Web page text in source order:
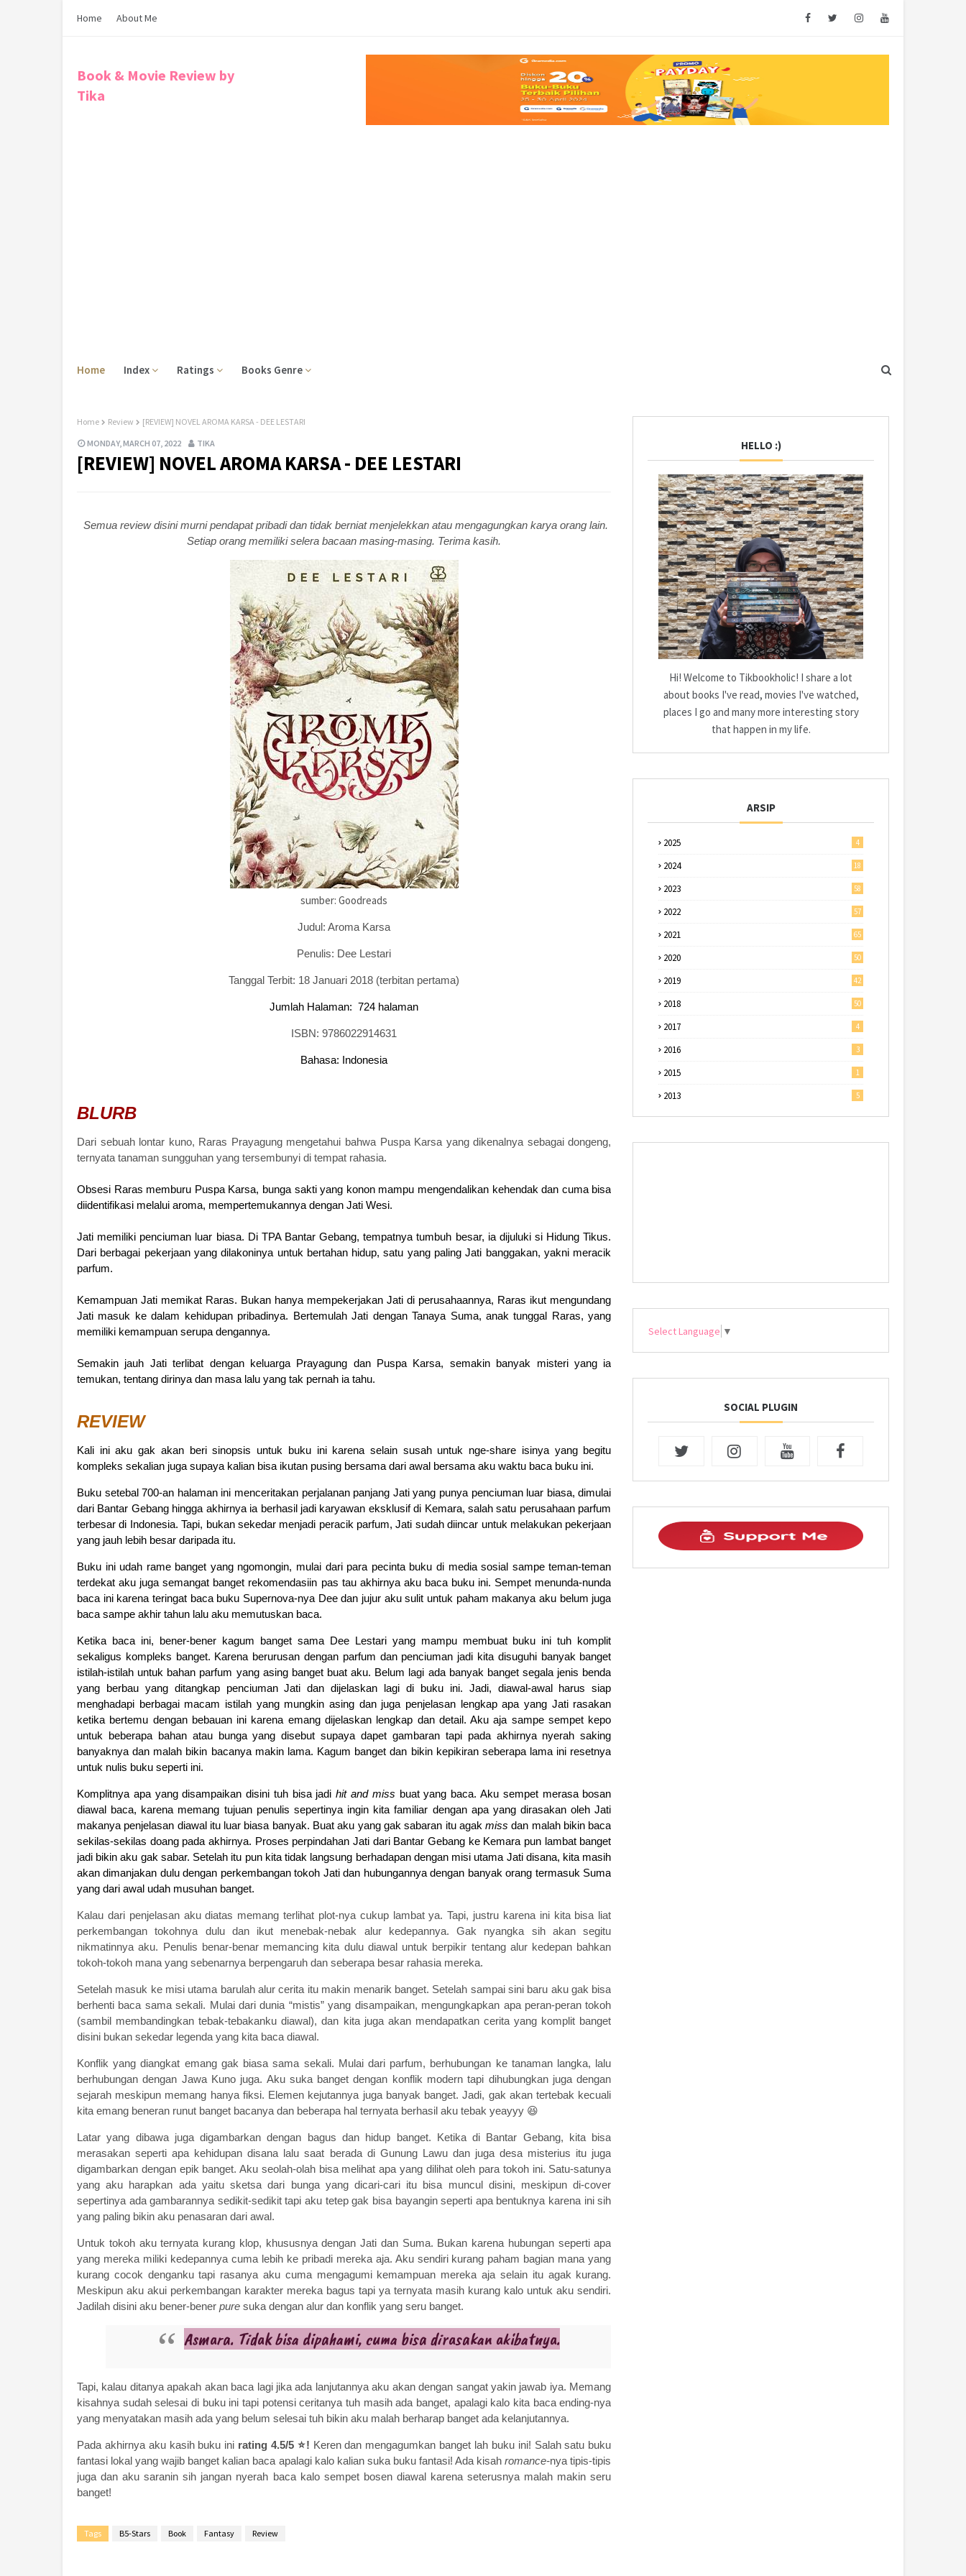
Home About Me
Book & Movie Review by
Tika
Home Index Ratings Books Genre
Home Review
[REVIEW] NOVEL AROMA KARSA - DEE LESTARI
MONDAY, MARCH 07, 2022
TIKA
[REVIEW] NOVEL AROMA KARSA - DEE LESTARI
Semua review disini murni pendapat pribadi dan tidak berniat menjelekkan atau mengagungkan karya orang lain.
Setiap orang memiliki selera bacaan masing-masing. Terima kasih.
sumber: Goodreads
Judul: Aroma Karsa
Penulis: Dee Lestari
Tanggal Terbit: 18 Januari 2018 (terbitan pertama)
Jumlah Halaman: 724 halaman
ISBN: 9786022914631
Bahasa: Indonesia
BLURB
Dari sebuah lontar kuno, Raras Prayagung mengetahui bahwa Puspa Karsa yang dikenalnya sebagai dongeng,
ternyata tanaman sungguhan yang tersembunyi di tempat rahasia.
Obsesi Raras memburu Puspa Karsa, bunga sakti yang konon mampu mengendalikan kehendak dan cuma bisa
diidentifikasi melalui aroma, mempertemukannya dengan Jati Wesi.
Jati memiliki penciuman luar biasa. Di TPA Bantar Gebang, tempatnya tumbuh besar, ia dijuluki si Hidung Tikus.
Dari berbagai pekerjaan yang dilakoninya untuk bertahan hidup, satu yang paling Jati banggakan, yakni meracik
parfum.
Kemampuan Jati memikat Raras. Bukan hanya mempekerjakan Jati di perusahaannya, Raras ikut mengundang
Jati masuk ke dalam kehidupan pribadinya. Bertemulah Jati dengan Tanaya Suma, anak tunggal Raras, yang
memiliki kemampuan serupa dengannya.
Semakin jauh Jati terlibat dengan keluarga Prayagung dan Puspa Karsa, semakin banyak misteri yang ia
temukan, tentang dirinya dan masa lalu yang tak pernah ia tahu.
REVIEW
Kali ini aku gak akan beri sinopsis untuk buku ini karena selain susah untuk nge-share isinya yang begitu
kompleks sekalian juga supaya kalian bisa ikutan pusing bersama dari awal bersama aku waktu baca buku ini.
Buku setebal 700-an halaman ini menceritakan perjalanan panjang Jati yang punya penciuman luar biasa, dimulai
dari Bantar Gebang hingga akhirnya ia berhasil jadi karyawan eksklusif di Kemara, salah satu perusahaan parfum
terbesar di Indonesia. Tapi, bukan sekedar menjadi peracik parfum, Jati sudah diincar untuk melakukan pekerjaan
yang jauh lebih besar daripada itu.
Buku ini udah rame banget yang ngomongin, mulai dari para pecinta buku di media sosial sampe teman-teman
terdekat aku juga semangat banget rekomendasiin pas tau akhirnya aku baca buku ini. Sempet menunda-nunda
baca ini karena teringat baca buku Supernova-nya Dee dan jujur aku sulit untuk paham makanya aku belum juga
baca sampe akhir tahun lalu aku memutuskan baca.
Ketika baca ini, bener-bener kagum banget sama Dee Lestari yang mampu membuat buku ini tuh komplit
sekaligus kompleks banget. Karena berurusan dengan parfum dan penciuman jadi kita disuguhi banyak banget
istilah-istilah untuk bahan parfum yang asing banget buat aku. Belum lagi ada banyak banget segala jenis benda
yang berbau yang ditangkap penciuman Jati dan dijelaskan lagi di buku ini. Jadi, diawal-awal harus siap
menghadapi berbagai macam istilah yang mungkin asing dan juga penjelasan lengkap apa yang Jati rasakan
ketika bertemu dengan bebauan ini karena emang dijelaskan lengkap dan detail. Aku aja sampe sempet kepo
untuk beberapa bahan atau bunga yang disebut supaya dapet gambaran tapi pada akhirnya nyerah saking
banyaknya dan malah bikin bacanya makin lama. Kagum banget dan bikin kepikiran seberapa lama ini resetnya
untuk nulis buku seperti ini.
Komplitnya apa yang disampaikan disini tuh bisa jadihit and miss buat yang baca. Aku sempet merasa bosan
diawal baca, karena memang tujuan penulis sepertinya ingin kita familiar dengan apa yang dirasakan oleh Jati
makanya penjelasan diawal itu luar biasa banyak. Buat aku yang gak sabaran itu agakmissdan malah bikin baca
sekilas-sekilas doang pada akhirnya. Proses perpindahan Jati dari Bantar Gebang ke Kemara pun lambat banget
jadi bikin aku gak sabar. Setelah itu pun kita tidak langsung berhadapan dengan misi utama Jati disana, kita masih
akan dimanjakan dulu dengan perkembangan tokoh Jati dan hubungannya dengan banyak orang termasuk Suma
yang dari awal udah musuhan banget.
Kalau dari penjelasan aku diatas memang terlihat plot-nya cukup lambat ya. Tapi, justru karena ini kita bisa liat
perkembangan tokohnya dulu dan ikut menebak-nebak alur kedepannya. Gak nyangka sih akan segitu
nikmatinnya aku. Penulis benar-benar memancing kita dulu diawal untuk berpikir tentang alur kedepan bahkan
tokoh-tokoh mana yang sebenarnya berpengaruh dan seberapa besar rahasia mereka.
Setelah masuk ke misi utama barulah alur cerita itu makin menarik banget. Setelah sampai sini baru aku gak bisa
berhenti baca sama sekali. Mulai dari dunia “mistis” yang disampaikan, mengungkapkan apa peran-peran tokoh
(sambil membandingkan tebak-tebakanku diawal), dan kita juga akan mendapatkan cerita yang komplit banget
disini bukan sekedar legenda yang kita baca diawal.
Konflik yang diangkat emang gak biasa sama sekali. Mulai dari parfum, berhubungan ke tanaman langka, lalu
berhubungan dengan Jawa Kuno juga. Aku suka banget dengan konflik modern tapi dihubungkan juga dengan
sejarah meskipun memang hanya fiksi. Elemen kejutannya juga banyak banget. Jadi, gak akan tertebak kecuali
kita emang beneran runut banget bacanya dan beberapa hal ternyata berhasil aku tebak yeayyy 😆
Latar yang dibawa juga digambarkan dengan bagus dan hidup banget. Ketika di Bantar Gebang, kita bisa
merasakan seperti apa kehidupan disana lalu saat berada di Gunung Lawu dan juga desa misterius itu juga
digambarkan dengan epik banget. Aku seolah-olah bisa melihat apa yang dilihat oleh para tokoh ini. Satu-satunya
yang aku harapkan ada yaitu sketsa dari bunga yang dicari-cari itu bisa muncul disini, meskipun di-cover
sepertinya ada gambarannya sedikit-sedikit tapi aku tetep gak bisa bayangin seperti apa bentuknya karena ini sih
yang paling bikin aku penasaran dari awal.
Untuk tokoh aku ternyata kurang klop, khususnya dengan Jati dan Suma. Bukan karena hubungan seperti apa
yang mereka miliki kedepannya cuma lebih ke pribadi mereka aja. Aku sendiri kurang paham bagian mana yang
kurang cocok denganku tapi rasanya aku cuma mengagumi kemampuan mereka aja selain itu agak kurang.
Meskipun aku akui perkembangan karakter mereka bagus tapi ya ternyata masih kurang kalo untuk aku sendiri.
Jadilah disini aku bener-bener pure suka dengan alur dan konflik yang seru banget.
Asmara. Tidak bisa dipahami, cuma bisa dirasakan akibatnya.
Tapi, kalau ditanya apakah akan baca lagi jika ada lanjutannya aku akan dengan sangat yakin jawab iya. Memang
kisahnya sudah selesai di buku ini tapi potensi ceritanya tuh masih ada banget, apalagi kalo kita baca ending-nya
yang menyatakan masih ada yang belum selesai tuh bikin aku malah berharap banget ada kelanjutannya.
Pada akhirnya aku kasih buku ini rating 4.5/5 ⭐! Keren dan mengagumkan banget lah buku ini! Salah satu buku
fantasi lokal yang wajib banget kalian baca apalagi kalo kalian suka buku fantasi! Ada kisahromance-nya tipis-tipis
juga dan aku saranin sih jangan nyerah baca kalo sempet bosen diawal karena seterusnya malah makin seru
banget!
Tags B5-Stars Book Fantasy Review
HELLO :)
Hi! Welcome to Tikbookholic! I share a lot
about books I've read, movies I've watched,
places I go and many more interesting story
that happen in my life.
ARSIP
2025 4
2024 18
2023 58
2022 57
2021 65
2020 50
2019 42
2018 50
2017 4
2016 3
2015 1
2013 5
Select Language ▼
SOCIAL PLUGIN